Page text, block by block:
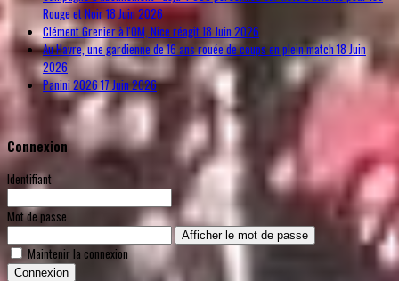
Rouge et Noir18 Juin 2026
Clément Grenier à l'OM, Nice réagit18 Juin 2026
Au Havre, une gardienne de 16 ans rouée de coups en plein match18 Juin
2026
Panini 202617 Juin 2026
Connexion
Identifiant
Mot de passe
Afficher le mot de passe
Maintenir la connexion
Connexion